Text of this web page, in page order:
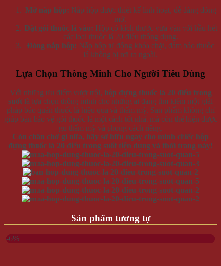
Mở nắp hộp: Nắp hộp được thiết kế linh hoạt, dễ dàng đóng
mở.
Đặt gói thuốc lá vào: Hộp có kích thước vừa vặn với hầu hết
các loại thuốc lá 20 điếu thông dụng.
Đóng nắp hộp: Nắp hộp tự động khóa chặt, đảm bảo thuốc
lá không bị rơi ra ngoài.
Lựa Chọn Thông Minh Cho Người Tiêu Dùng
Với những ưu điểm vượt trội, hộp đựng thuốc lá 20 điếu trong
suốt là lựa chọn thông minh cho những ai đang tìm kiếm một giải
pháp bảo quản thuốc lá hiệu quả và thẩm mỹ. Sản phẩm không chỉ
giúp bạn bảo vệ gói thuốc lá một cách tốt nhất mà còn thể hiện được
gu thẩm mỹ và phong cách riêng.
Còn chần chờ gì nữa, hãy sở hữu ngay cho mình chiếc hộp
đựng thuốc lá 20 điếu trong suốt tiện dụng và thời trang này!
Sản phẩm tương tự
-6%